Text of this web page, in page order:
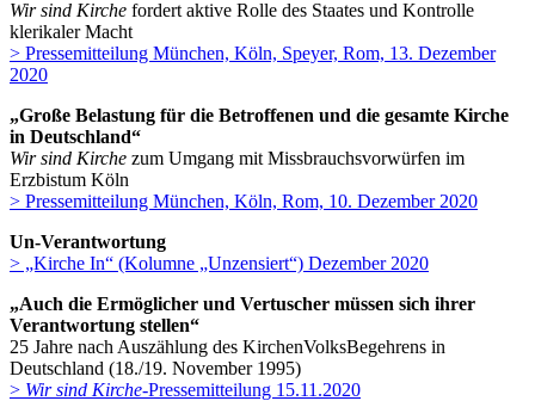
Wir sind Kirche fordert aktive Rolle des Staates und Kontrolle
klerikaler Macht
> Pressemitteilung München, Köln, Speyer, Rom, 13. Dezember
2020
„Große Belastung für die Betroffenen und die gesamte Kirche
in Deutschland“
Wir sind Kirche zum Umgang mit Missbrauchsvorwürfen im
Erzbistum Köln
> Pressemitteilung München, Köln, Rom, 10. Dezember 2020
Un-Verantwortung
> „Kirche In“ (Kolumne „Unzensiert“) Dezember 2020
„Auch die Ermöglicher und Vertuscher müssen sich ihrer
Verantwortung stellen“
25 Jahre nach Auszählung des KirchenVolksBegehrens in
Deutschland (18./19. November 1995)
> Wir sind Kirche-Pressemitteilung 15.11.2020